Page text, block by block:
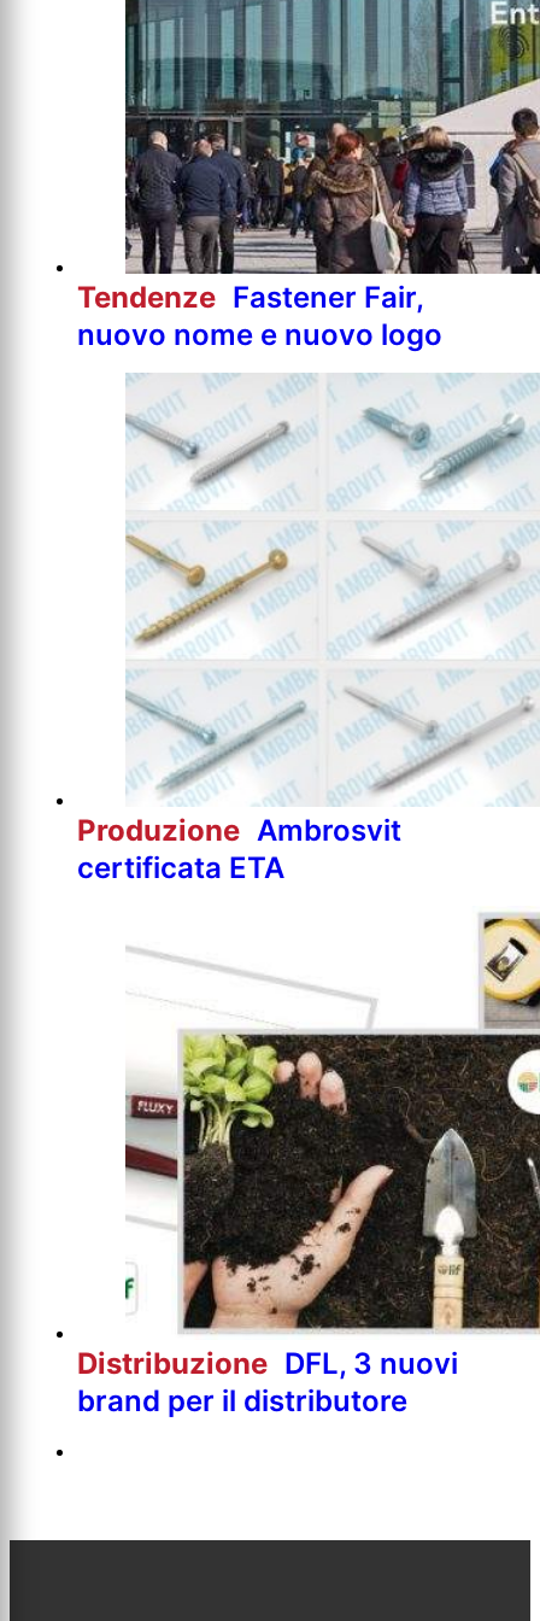
Tendenze Fastener Fair,
nuovo nome e nuovo logo
Produzione Ambrosvit
certificata ETA
Distribuzione DFL, 3 nuovi
brand per il distributore